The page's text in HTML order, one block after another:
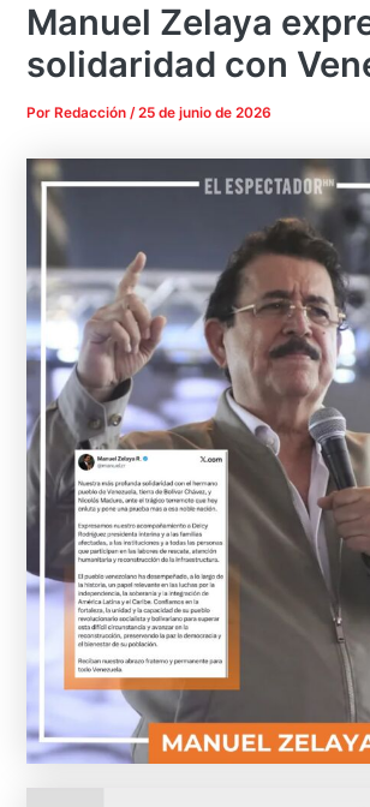
Manuel Zelaya
solidaridad con
Por Redacción/25 de junio de 2026